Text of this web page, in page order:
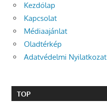
Kezdőlap
Kapcsolat
Médiaajánlat
Oladtérkép
Adatvédelmi Nyilatkozat
TOP